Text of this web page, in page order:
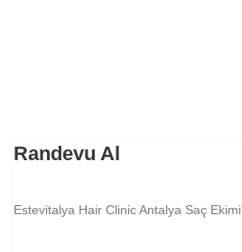
Randevu Al
Estevitalya Hair Clinic Antalya Saç